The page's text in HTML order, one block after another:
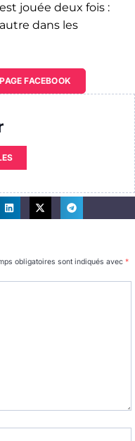
jouée deux fois :
dans les
FACEBOOK
obligatoires sont indiqués avec *